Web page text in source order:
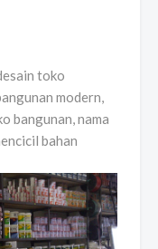
toko
modern,
bangunan, nama
bahan